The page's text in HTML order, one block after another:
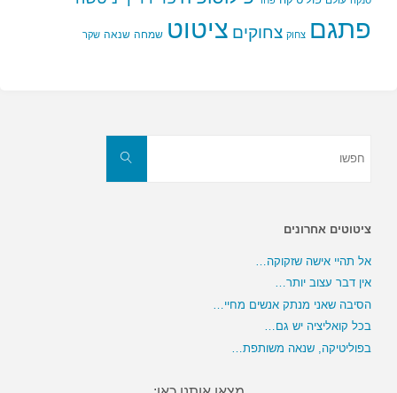
פתגם צחוק צחוקים ציטוט שמחה שנאה שקר
חפשו
ציטוטים אחרונים
אל תהיי אישה שזקוקה…
אין דבר עצוב יותר…
הסיבה שאני מנתק אנשים מחיי…
בכל קואליציה יש גם…
בפוליטיקה, שנאה משותפת…